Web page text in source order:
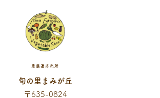
農民連直売所
旬の里まみが丘
〒635-0824